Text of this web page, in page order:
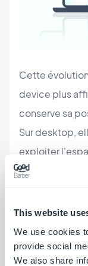
This website
We use cookies
provide social
We also share
Cette
device plus
conserve sa
Sur desktop,
exploiter
les usages
Ce choix
GoodBarber
d'adaptation